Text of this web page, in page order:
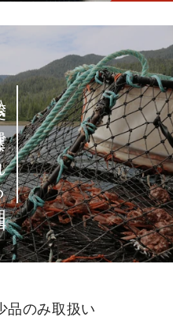
由
品のみ取扱い